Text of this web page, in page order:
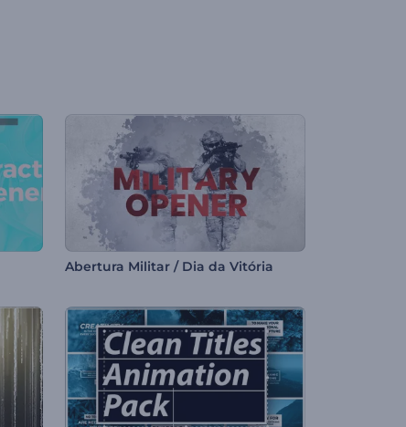
Abertura Militar / Dia da Vitória